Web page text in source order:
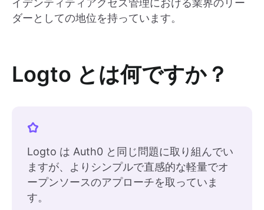
イデンティティアクセス管理における業界のリー
ダーとしての地位を持っています。
Logto とは何ですか？
Logto は Auth0 と同じ問題に取り組んでい
ますが、よりシンプルで直感的な軽量でオ
ープンソースのアプローチを取っていま
す。